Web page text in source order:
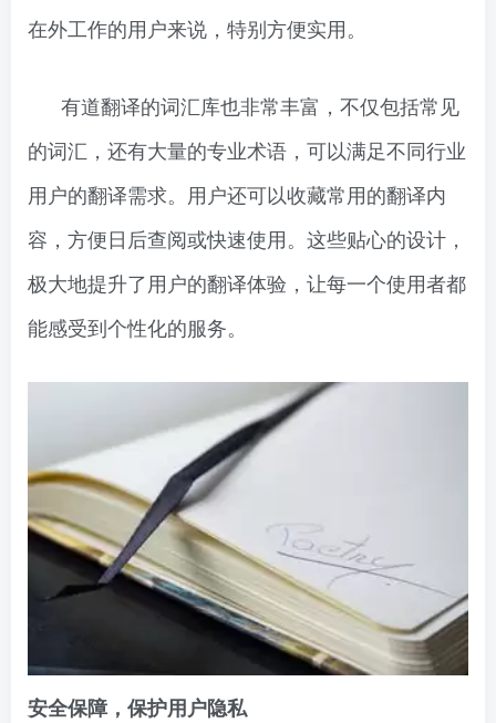
在外工作的用户来说，特别方便实用。
有道翻译的词汇库也非常丰富，不仅包括常见
的词汇，还有大量的专业术语，可以满足不同行业
用户的翻译需求。用户还可以收藏常用的翻译内
容，方便日后查阅或快速使用。这些贴心的设计，
极大地提升了用户的翻译体验，让每一个使用者都
能感受到个性化的服务。
安全保障，保护用户隐私